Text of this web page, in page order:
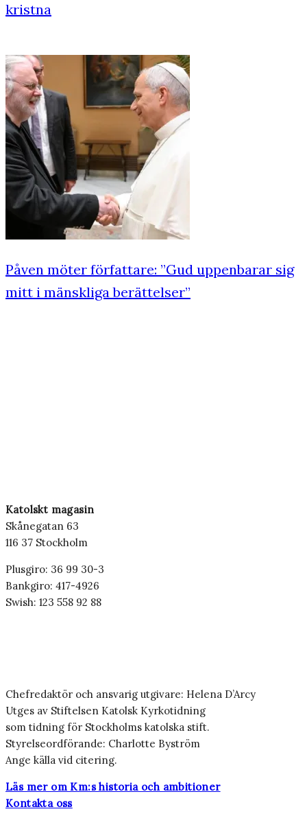
kristna
Påven möter författare: ”Gud uppenbarar sig
mitt i mänskliga berättelser”
Katolskt magasin
Skånegatan 63
116 37 Stockholm
Plusgiro: 36 99 30-3
Bankgiro: 417-4926
Swish: 123 558 92 88
Chefredaktör och ansvarig utgivare: Helena D’Arcy
Utges av Stiftelsen Katolsk Kyrkotidning
som tidning för Stockholms katolska stift.
Styrelseordförande: Charlotte Byström
Ange källa vid citering.
Läs mer om Km:s historia och ambitioner
Kontakta oss